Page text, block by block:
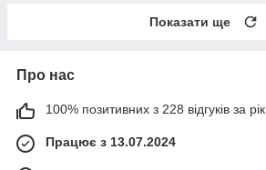
Показати ще
Про нас
100% позитивних з 228 відгуків за рік
Працює з 13.07.2024